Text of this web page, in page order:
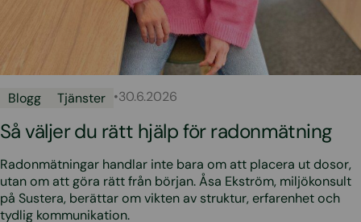
Blogg Tjänster •30.6.2026
Så väljer du rätt hjälp för radonmätning
Radonmätningar handlar inte bara om att placera ut dosor,
utan om att göra rätt från början. Åsa Ekström, miljökonsult
på Sustera, berättar om vikten av struktur, erfarenhet och
tydlig kommunikation.